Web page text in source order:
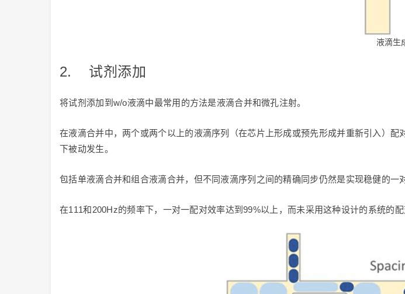
液滴生
2. 试剂添加
将试剂添加到w/o液滴中最常用的方法是液滴合并和微孔注射。
在液滴合并中，两个或两个以上的液滴序列（在芯片上形成或预先形成并重新引入）
下被动发生。
包括单液滴合并和组合液滴合并，但不同液滴序列之间的精确同步仍然是实现稳健的一
在111和200Hz的频率下，一对一配对效率达到99%以上，而未采用这种设计的系统的配